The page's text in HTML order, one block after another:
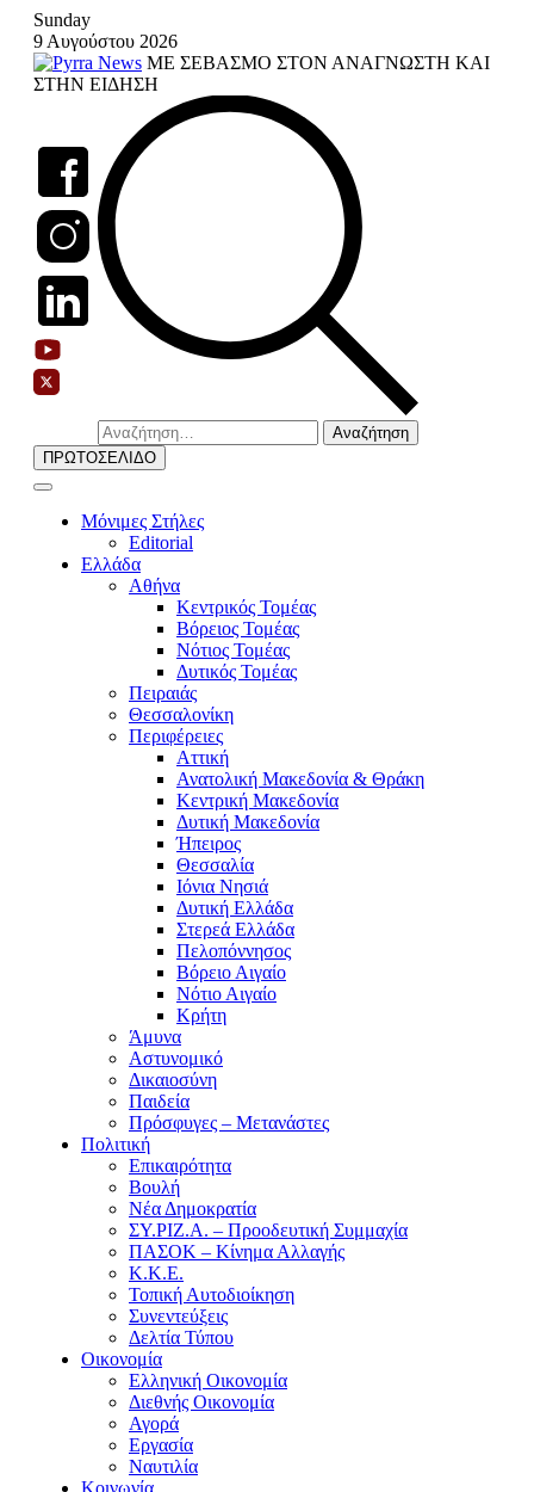
Skip
content
Sunday
9 Αυγούστου 2026
ΜΕ ΣΕΒΑΣΜΟ ΣΤΟΝ ΑΝΑΓΝΩΣΤΗ ΚΑΙ
ΣΤΗΝ ΕΙΔΗΣΗ
Αναζήτηση
για:
ΠΡΩΤΟΣΕΛΙΔΟ
Μόνιμες Στήλες
Editorial
Ελλάδα
Αθήνα
Κεντρικός Τομέας
Βόρειος Τομέας
Νότιος Τομέας
Δυτικός Τομέας
Πειραιάς
Θεσσαλονίκη
Περιφέρειες
Αττική
Ανατολική Μακεδονία & Θράκη
Κεντρική Μακεδονία
Δυτική Μακεδονία
Ήπειρος
Θεσσαλία
Ιόνια Νησιά
Δυτική Ελλάδα
Στερεά Ελλάδα
Πελοπόννησος
Βόρειο Αιγαίο
Νότιο Αιγαίο
Κρήτη
Άμυνα
Αστυνομικό
Δικαιοσύνη
Παιδεία
Πρόσφυγες – Μετανάστες
Πολιτική
Επικαιρότητα
Βουλή
Νέα Δημοκρατία
ΣΥ.ΡΙΖ.Α. – Προοδευτική Συμμαχία
ΠΑΣΟΚ – Κίνημα Αλλαγής
Κ.Κ.Ε.
Τοπική Αυτοδιοίκηση
Συνεντεύξεις
Δελτία Τύπου
Οικονομία
Ελληνική Οικονομία
Διεθνής Οικονομία
Αγορά
Εργασία
Ναυτιλία
Κοινωνία